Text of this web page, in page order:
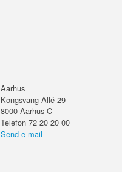
Aarhus
Kongsvang Allé 29
8000 Aarhus C
Telefon 72 20 20 00
Send e-mail